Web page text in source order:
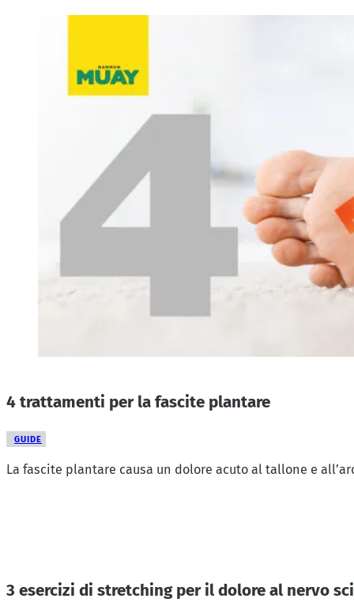
4 trattamenti per la fascite plantare
GUIDE
La fascite plantare causa un dolore acuto al tallone e
3 esercizi di stretching per il dolore al nervo